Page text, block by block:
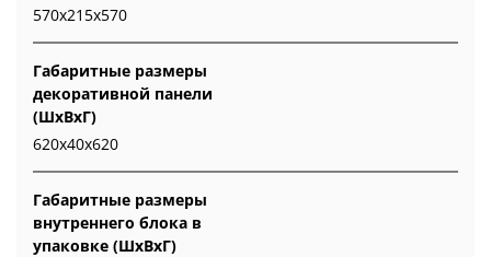
570x215x570
Габаритные размеры
декоративной панели
(ШxВxГ)
620x40x620
Габаритные размеры
внутреннего блока в
упаковке (ШxВxГ)